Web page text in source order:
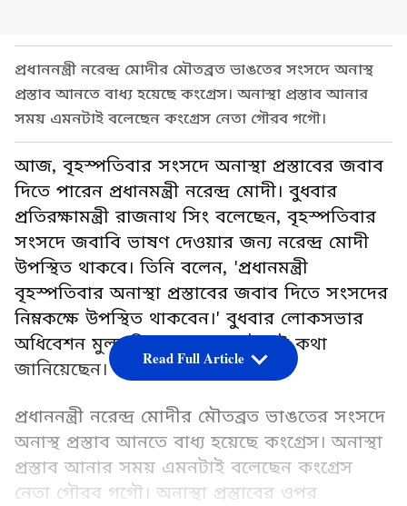
প্রধাননন্ত্রী নরেন্দ্র মোদীর মৌতব্রত ভাঙতের সংসদে অনাস্থ
প্রস্তাব আনতে বাধ্য হয়েছে কংগ্রেস। অনাস্থা প্রস্তাব আনার
সময় এমনটাই বলেছেন কংগ্রেস নেতা গৌরব গগৌ।
আজ, বৃহস্পতিবার সংসদে অনাস্থা প্রস্তাবের জবাব
দিতে পারেন প্রধানমন্ত্রী নরেন্দ্র মোদী। বুধবার
প্রতিরক্ষামন্ত্রী রাজনাথ সিং বলেছেন, বৃহস্পতিবার
সংসদে জবাবি ভাষণ দেওয়ার জন্য নরেন্দ্র মোদী
উপস্থিত থাকবে। তিনি বলেন, 'প্রধানমন্ত্রী
বৃহস্পতিবার অনাস্থা প্রস্তাবের জবাব দিতে সংসদের
নিম্নকক্ষে উপস্থিত থাকবেন।' বুধবার লোকসভার
অধিবেশন মুলতবি হওয়ার আগেই এই কথা
জানিয়েছেন।
প্রধাননন্ত্রী নরেন্দ্র মোদীর মৌতব্রত ভাঙতের সংসদে
অনাস্থ প্রস্তাব আনতে বাধ্য হয়েছে কংগ্রেস। অনাস্থা
প্রস্তাব আনার সময় এমনটাই বলেছেন কংগ্রেস
নেতা গৌরব গগৌ। অনাস্থা প্রস্তাবের ওপর
Read Full Article